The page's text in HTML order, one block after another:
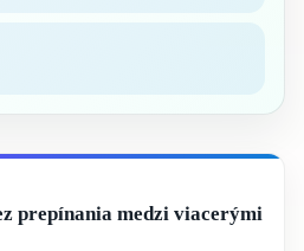
prepínania medzi viacerými